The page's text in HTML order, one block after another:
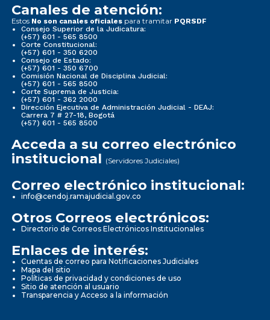
Canales de atención:
Estos No son canales oficiales para tramitar PQRSDF
Consejo Superior de la Judicatura:
(+57) 601 - 565 8500
Corte Constitucional:
(+57) 601 - 350 6200
Consejo de Estado:
(+57) 601 - 350 6700
Comisión Nacional de Disciplina Judicial:
(+57) 601 - 565 8500
Corte Suprema de Justicia:
(+57) 601 - 362 2000
Dirección Ejecutiva de Administración Judicial - DEAJ:
Carrera 7 # 27-18, Bogotá
(+57) 601 - 565 8500
Acceda a su correo electrónico
institucional (Servidores Judiciales)
Correo electrónico institucional:
info@cendoj.ramajudicial.gov.co
Otros Correos electrónicos:
Directorio de Correos Electrónicos Institucionales
Enlaces de interés:
Cuentas de correo para Notificaciones Judiciales
Mapa del sitio
Políticas de privacidad y condiciones de uso
Sitio de atención al usuario
Transparencia y Acceso a la información